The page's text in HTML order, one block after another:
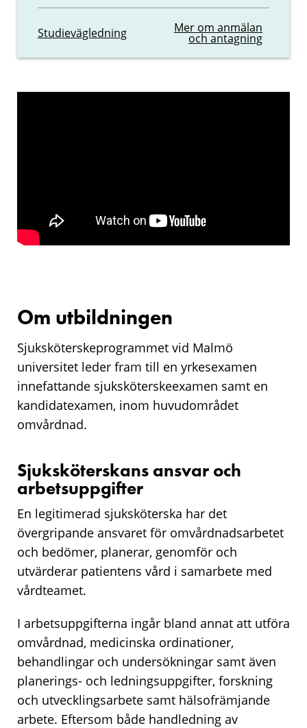
Studievägledning Mer om anmälan
och antagning
Om utbildningen
Sjuksköterskeprogrammet vid Malmö
universitet leder fram till en yrkesexamen
innefattande sjuksköterskeexamen samt en
kandidatexamen, inom huvudområdet
omvårdnad.
Sjuksköterskans ansvar och
arbetsuppgifter
En legitimerad sjuksköterska har det
övergripande ansvaret för omvårdnadsarbetet
och bedömer, planerar, genomför och
utvärderar patientens vård i samarbete med
vårdteamet.
I arbetsuppgifterna ingår bland annat att utföra
omvårdnad, medicinska ordinationer,
behandlingar och undersökningar samt även
planerings- och ledningsuppgifter, forskning
och utvecklingsarbete samt hälsofrämjande
arbete. Eftersom både handledning av